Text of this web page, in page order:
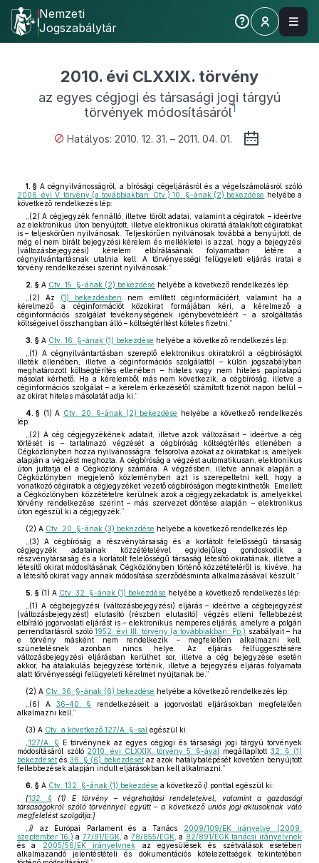
Nemzeti
Jogszabálytár
2010. évi CLXXIX. törvény
az egyes cégjogi és társasági jogi tárgyú
törvények módosításáról1
Hatályos: 2010. 12. 31. – 2011. 04. 01.
1. § A cégnyilvánosságról, a bírósági cégeljárásról és a végelszámolásról szóló
2006. évi V. törvény (a továbbiakban: Ctv.) 10. §-ának (2) bekezdése helyébe a
következő rendelkezés lép:
„(2) A cégjegyzék fennálló, illetve törölt adatai, valamint a cégiratok – ideértve
az elektronikus úton benyújtott, illetve elektronikus okirattá átalakított cégiratokat
is – teljeskörűen nyilvánosak. Teljeskörűen nyilvánosak továbbá a benyújtott, de
még el nem bírált bejegyzési kérelem és mellékletei is azzal, hogy a bejegyzési
(változásbejegyzési) kérelem elbírálásának folyamatban létére a
cégnyilvántartásnak utalnia kell. A törvényességi felügyeleti eljárás iratai e
törvény rendelkezései szerint nyilvánosak.”
2. § A Ctv. 15. §-ának (2) bekezdése helyébe a következő rendelkezés lép:
„(2) Az (1) bekezdésben
nem említett céginformációért, valamint ha a
kérelmező a céginformációt közokirat formájában kéri, a kérelmező a
céginformációs szolgálat tevékenységének igénybevételéért – a szolgáltatás
költségeivel összhangban álló – költségtérítést köteles fizetni.”
3. § A Ctv. 16. §-ának (1) bekezdése helyébe a következő rendelkezés lép:
„(1) A cégnyilvántartásban szereplő elektronikus okiratokról a cégbíróságtól
illeték ellenében, illetve a céginformációs szolgálattól – külön jogszabályban
meghatározott költségtérítés ellenében – hiteles vagy nem hiteles papíralapú
másolat kérhető. Ha a kérelemből más nem következik, a cégbíróság, illetve a
céginformációs szolgálat – a kérelem érkezésétől számított tizenöt napon belül –
az okirat hiteles másolatát adja ki.”
4. § (1) A Ctv. 20. §-ának (2) bekezdése helyébe a következő rendelkezés
lép:
„(2) A cég cégjegyzékének adatait, illetve azok változásait – ideértve a cég
törlését is – tartalmazó végzését a cégbíróság költségtérítés ellenében a
Cégközlönyben hozza nyilvánosságra, felsorolva azokat az okiratokat is, amelyek
alapján a végzést meghozta. A cégbíróság a végzést automatikusan, elektronikus
úton juttatja el a Cégközlöny számára. A végzésben, illetve annak alapján a
Cégközlönyben megjelenő közleményben azt is szerepeltetni kell, hogy a
vonatkozó cégiratok a cégjegyzéket vezető cégbíróságon megtekinthetők. Emellett
a Cégközlönyben közzétételre kerülnek azok a cégjegyzékadatok is, amelyekkel
törvény rendelkezése szerint – más szervezet döntése alapján – elektronikus
úton egészül ki a cégjegyzék.”
(2) A Ctv. 20. §-ának (3) bekezdése helyébe a következő rendelkezés lép:
„(3) A cégbíróság a részvénytársaság és a korlátolt felelősségű társaság
cégjegyzék adatainak közzétételével egyidejűleg gondoskodik a
részvénytársaság és a korlátolt felelősségű társaság létesítő okiratának, illetve a
létesítő okirat módosításának Cégközlönyben történő közzétételéről is, kivéve, ha
a létesítő okirat vagy annak módosítása szerződésminta alkalmazásával készült.”
5. § (1) A Ctv. 32. §-ának (1) bekezdése helyébe a következő rendelkezés lép:
„(1) A cégbejegyzési (változásbejegyzési) eljárás – ideértve a cégbejegyzést
(változásbejegyzést) elutasító (részben elutasító) végzés elleni fellebbezést
elbíráló jogorvoslati eljárást is – elektronikus nemperes eljárás, amelyre a polgári
perrendtartásról szóló1952. évi III. törvény (a továbbiakban: Pp.) szabályait – ha
e törvény másként nem rendelkezik – megfelelően alkalmazni kell,
szünetelésnek azonban nincs helye. Az eljárás felfüggesztésére
változásbejegyzési eljárásban kerülhet sor, illetve a cég bejegyzése esetén
akkor, ha átalakulás bejegyzése történik, illetve a bejegyzési eljárás folyamata
alatt törvényességi felügyeleti kérelmet nyújtanak be.”
(2) A Ctv. 36. §-ának (6) bekezdése helyébe a következő rendelkezés lép:
„(6) A 36–40. §
rendelkezéseit a jogorvoslati eljárásokban megfelelően
alkalmazni kell.”
(3) A Ctv. a következő 127/A. §-sal egészül ki:
127/A. § E törvénynek az egyes cégjogi és társasági jogi tárgyú törvények
módosításáról szóló 2010. évi CLXXIX. törvény 5. §-ával megállapított 32. § (1)
bekezdését és 36. § (6) bekezdésétaz azok hatálybalépését követően benyújtott
fellebbezések alapján indult eljárásokban kell alkalmazni.”
6. § A Ctv. 132. §-ának (1) bekezdése a következő i) ponttal egészül ki:
[132. §(1) E törvény – végrehajtási rendeleteivel, valamint a gazdasági
társaságokról szóló törvénnyel együtt – a következő uniós jogi aktusoknak való
megfelelést szolgálja:]
i) az Európai Parlament és a Tanács 2009/109/EK irányelve (2009.
szeptember 16.) a 77/91/EGK, a 78/855/EGK, a 82/891/EGK tanácsi irányelvnek
és a
2005/56/EK irányelvnek az egyesülések és szétválások esetében
alkalmazandó jelentéstételi és dokumentációs kötelezettségek tekintetében